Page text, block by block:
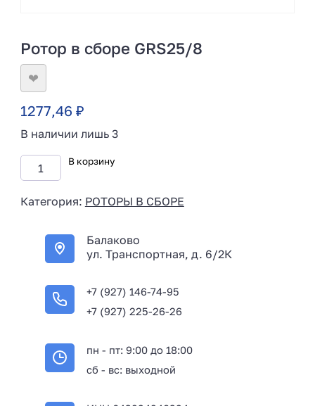
Ротор в сборе GRS25/8
❤
1277,46 ₽
В наличии лишь 3
В корзину
Категория: РОТОРЫ В СБОРЕ
Балаково
ул. Транспортная, д. 6/2К
+7 (927) 146-74-95
+7 (927) 225-26-26
пн - пт: 9:00 до 18:00
сб - вс: выходной